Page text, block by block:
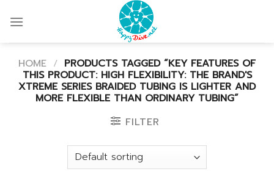
HOME / PRODUCTS TAGGED “KEY FEATURES OF
THIS PRODUCT: HIGH FLEXIBILITY: THE BRAND'S
XTREME SERIES BRAIDED TUBING IS LIGHTER AND
MORE FLEXIBLE THAN ORDINARY TUBING”
FILTER